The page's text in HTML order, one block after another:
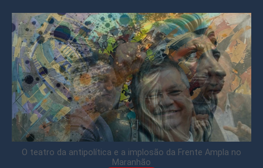
O teatro da antipolítica e a implosão da Frente Ampla no
Maranhão